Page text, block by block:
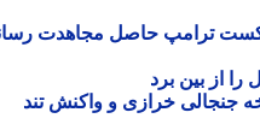
ترامپ حاصل مجاهدت رسانه
خرازی و واکنش تند